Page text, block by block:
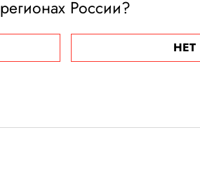
регионах России?
НЕТ